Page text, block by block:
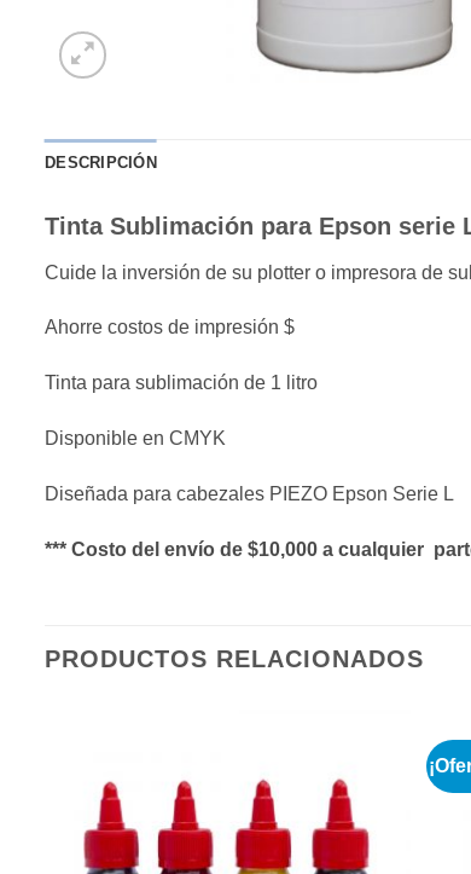
DESCRIPCIÓN
Tinta Sublimación para Epson serie
Cuide la inversión de su plotter o impresora de
Ahorre costos de impresión $
Tinta para sublimación de 1 litro
Disponible en CMYK
Diseñada para cabezales PIEZO Epson Serie L
*** Costo del envío de $10,000 a cualquier
PRODUCTOS RELACIONADOS
lista de
deseos